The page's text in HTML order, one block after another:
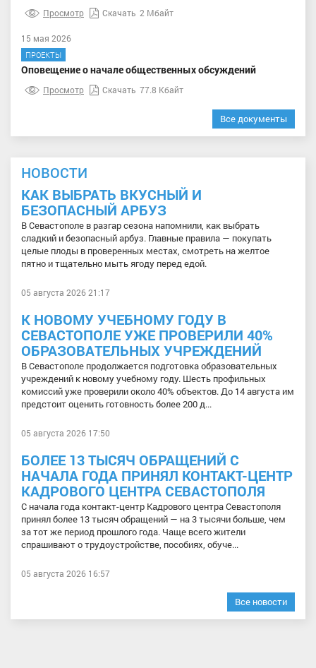
Просмотр Скачать 2 Мбайт
15 мая 2026
ПРОЕКТЫ
Оповещение о начале общественных обсуждений
Просмотр Скачать 77.8 Кбайт
Все документы
НОВОСТИ
КАК ВЫБРАТЬ ВКУСНЫЙ И
БЕЗОПАСНЫЙ АРБУЗ
В Севастополе в разгар сезона напомнили, как выбрать
сладкий и безопасный арбуз. Главные правила — покупать
целые плоды в проверенных местах, смотреть на желтое
пятно и тщательно мыть ягоду перед едой.
05 августа 2026 21:17
К НОВОМУ УЧЕБНОМУ ГОДУ В
СЕВАСТОПОЛЕ УЖЕ ПРОВЕРИЛИ 40%
ОБРАЗОВАТЕЛЬНЫХ УЧРЕЖДЕНИЙ
В Севастополе продолжается подготовка образовательных
учреждений к новому учебному году. Шесть профильных
комиссий уже проверили около 40% объектов. До 14 августа им
предстоит оценить готовность более 200 д...
05 августа 2026 17:50
БОЛЕЕ 13 ТЫСЯЧ ОБРАЩЕНИЙ С
НАЧАЛА ГОДА ПРИНЯЛ КОНТАКТ-ЦЕНТР
КАДРОВОГО ЦЕНТРА СЕВАСТОПОЛЯ
С начала года контакт-центр Кадрового центра Севастополя
принял более 13 тысяч обращений — на 3 тысячи больше, чем
за тот же период прошлого года. Чаще всего жители
спрашивают о трудоустройстве, пособиях, обуче...
05 августа 2026 16:57
Все новости